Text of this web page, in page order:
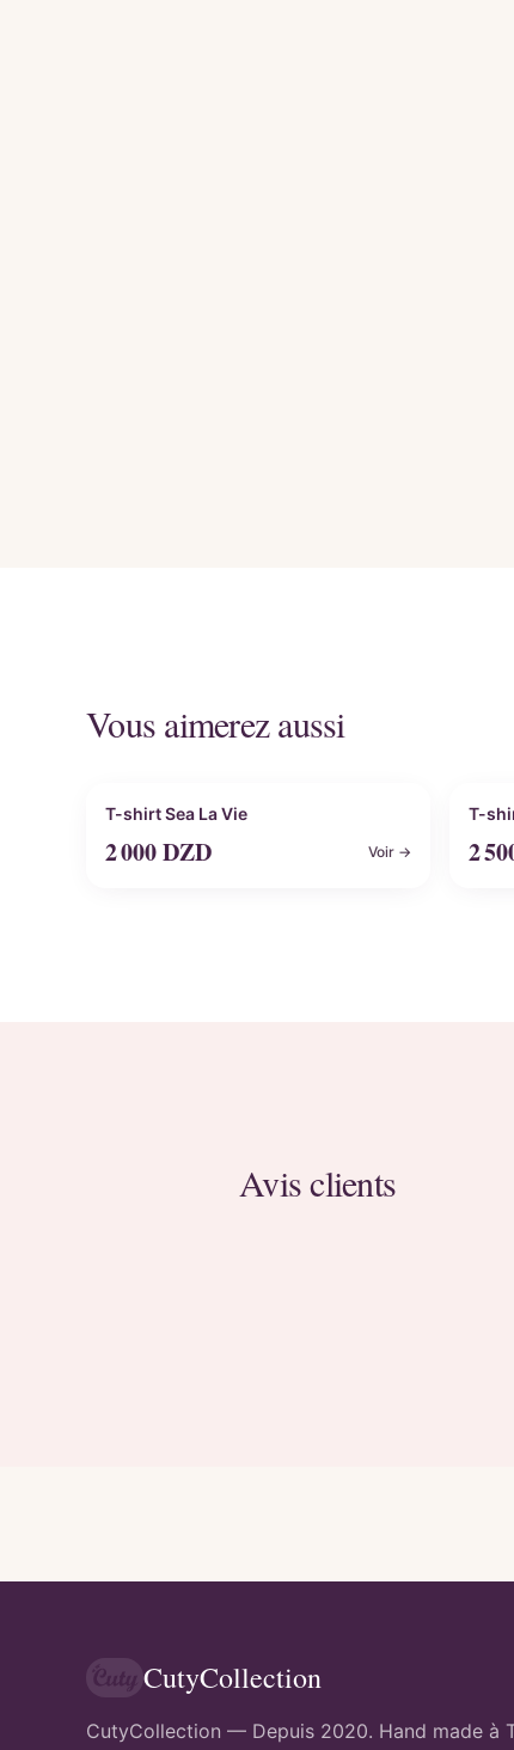
Vous aimerez aussi
Personnalisable
T-shirt Sea La Vie
2 000DZD Voir →
T-
2
Avis clients
CutyCollection
CutyCollection — Depuis 2020. Hand made à